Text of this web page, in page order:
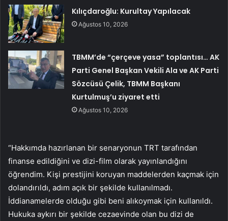
Kılıçdaroğlu: Kurultay Yapılacak
Ağustos 10, 2026
TBMM’de “çerçeve yasa” toplantısı… AK
Parti Genel Başkan Vekili Ala ve AK Parti
Sözcüsü Çelik, TBMM Başkanı
Kurtulmuş’u ziyaret etti
Ağustos 10, 2026
“Hakkımda hazırlanan bir senaryonun TRT tarafından
finanse edildiğini ve dizi-film olarak yayınlandığını
öğrendim. Kişi prestijini koruyan maddelerden kaçmak için
dolandırıldı, adım açık bir şekilde kullanılmadı.
İddianamelerde olduğu gibi beni alıkoymak için kullanıldı.
Hukuka aykırı bir şekilde cezaevinde olan bu dizi de